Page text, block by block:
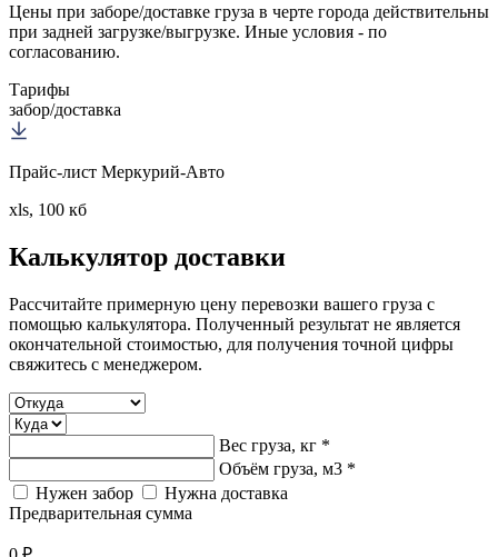
Цены при заборе/доставке груза в черте города действительны
при задней загрузке/выгрузке. Иные условия - по
согласованию.
Тарифы
забор/доставка
Прайс-лист Меркурий-Авто
xls, 100 кб
Калькулятор доставки
Рассчитайте примерную цену перевозки вашего груза с
помощью калькулятора. Полученный результат не является
окончательной стоимостью, для получения точной цифры
свяжитесь с менеджером.
Вес груза, кг *
Объём груза, м3 *
Нужен забор
Нужна доставка
Предварительная сумма